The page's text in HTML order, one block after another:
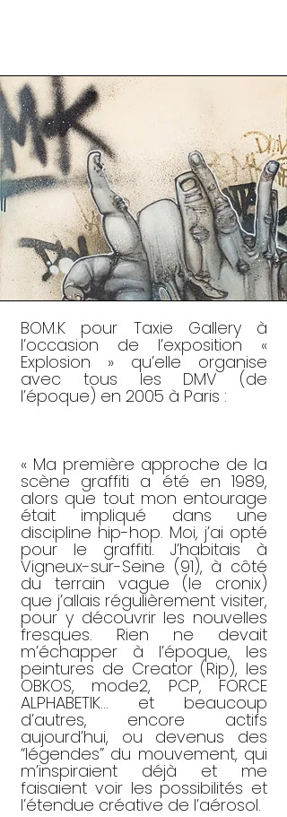
BOM.K pour Taxie Gallery à
l’occasion de l’exposition «
Explosion » qu’elle organise
avec tous les DMV (de
l’époque) en 2005 à Paris :
« Ma première approche de la
scène graffiti a été en 1989,
alors que tout mon entourage
était impliqué dans une
discipline hip-hop. Moi, j’ai opté
pour le graffiti. J’habitais à
Vigneux-sur-Seine (91), à côté
du terrain vague (le cronix)
que j’allais régulièrement visiter,
pour y découvrir les nouvelles
fresques. Rien ne devait
m’échapper à l’époque, les
peintures de Creator (Rip), les
OBKOS, mode2, PCP, FORCE
ALPHABETIK… et beaucoup
d’autres, encore actifs
aujourd’hui, ou devenus des
“légendes” du mouvement, qui
m’inspiraient déjà et me
faisaient voir les possibilités et
l’étendue créative de l’aérosol.